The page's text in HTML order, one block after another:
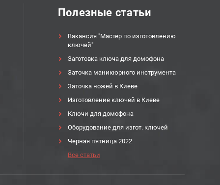
Полезные статьи
Вакансия "Мастер по изготовлению
ключей"
Заготовка ключа для домофона
Заточка маникюрного инструмента
Заточка ножей в Киеве
Изготовление ключей в Киеве
Ключи для домофона
Оборудование для изгот. ключей
Черная пятница 2022
Все статьи